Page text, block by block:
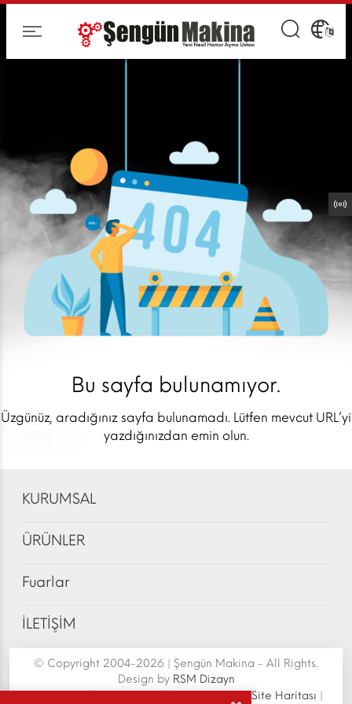
Bu sayfa bulunamıyor.
Üzgünüz, aradığınız sayfa bulunamadı. Lütfen mevcut URL’yi
yazdığınızdan emin olun.
KURUMSAL
ÜRÜNLER
Fuarlar
İLETİŞİM
© Copyright 2004-2026 | Şengün Makina - All Rights.
Design by RSM Dizayn
Site Haritası |